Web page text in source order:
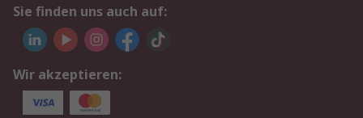
Sie finden uns auch auf:
Wir akzeptieren: